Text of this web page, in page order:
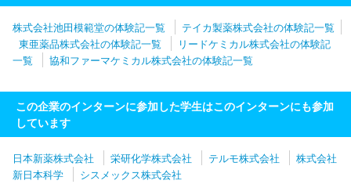
株式会社池田模範堂の体験記一覧
テイカ製薬株式会社の体験記一覧
東亜薬品株式会社の体験記一覧
リードケミカル株式会社の体験記
一覧
協和ファーマケミカル株式会社の体験記一覧
この企業のインターンに参加した学生はこのインターンにも参加
しています
日本新薬株式会社 栄研化学株式会社 テルモ株式会社
株式会社
新日本科学
シスメックス株式会社